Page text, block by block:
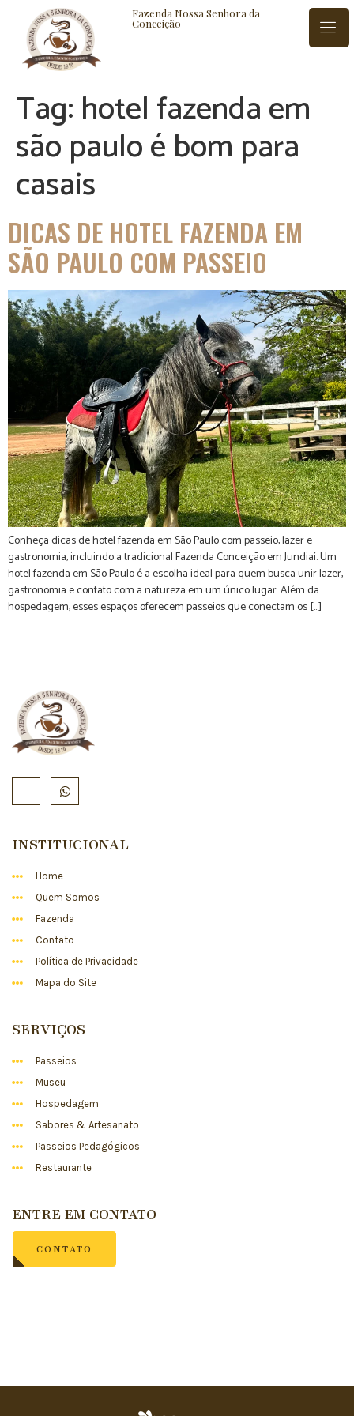
Fazenda Nossa Senhora da
Conceição
BLOG CONTATO
Tag:hotel fazenda em
são paulo é bom para
casais
DICAS DE HOTEL FAZENDA EM
SÃO PAULO COM PASSEIO
Conheça dicas de hotel fazenda em São Paulo com passeio, lazer e
gastronomia, incluindo a tradicional Fazenda Conceição em Jundiaí. Um
hotel fazenda em São Paulo é a escolha ideal para quem busca unir lazer,
gastronomia e contato com a natureza em um único lugar. Além da
hospedagem, esses espaços oferecem passeios que conectam os […]
INSTITUCIONAL
Home
Quem Somos
Fazenda
Contato
Política de Privacidade
Mapa do Site
SERVIÇOS
Passeios
Museu
Hospedagem
Sabores & Artesanato
Passeios Pedagógicos
Restaurante
ENTRE EM CONTATO
CONTATO